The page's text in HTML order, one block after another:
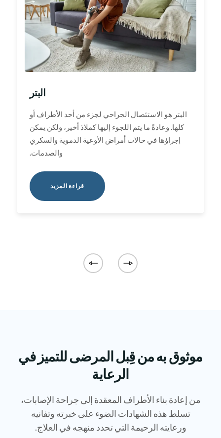
البتر
البتر هو الاستئصال الجراحي لجزء من أحد الأطراف أو
كلها. وعادةً ما يتم اللجوء إليها كملاذ أخير، ولكن يمكن
إجراؤها في حالات أمراض الأوعية الدموية والسكري
والصدمات.
قراءة المزيد
موثوق به من قِبل المرضى للتميز في
الرعاية
من إعادة بناء الأطراف المعقدة إلى جراحة الإصابات،
تسلط هذه الشهادات الضوء على خبرته وتفانيه
ورعايته الرحيمة التي تحدد منهجه في العلاج.